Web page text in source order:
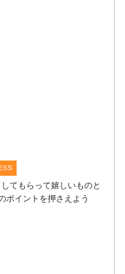
てもらって嬉しいものと
ポイントを押さえよう